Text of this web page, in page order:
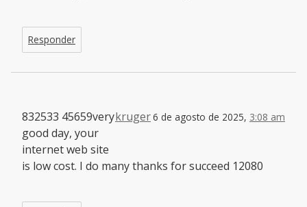
Responder
kruger6 de agosto de 2025, 3:08 am
832533 45659very
good day, your
internet web site
is low cost. I do many thanks for succeed 12080